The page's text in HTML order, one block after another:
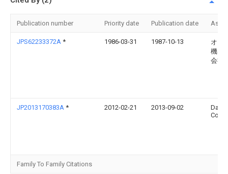
Publication number Priority date Publication date
JPS62233372A * 1986-03-31 1987-10-13
オ−
機器
会社
JP2013170383A * 2012-02-21 2013-09-02
Co
Family To Family Citations